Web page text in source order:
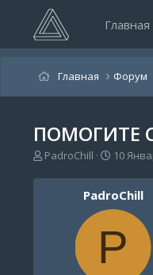
Главная
Главная Форум
ПОМОГИТЕ
А
т
PadroChill
Д
т
а
н
ч
а
10
PadroChill
P